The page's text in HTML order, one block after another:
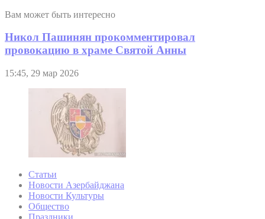
Вам может быть интересно
Никол Пашинян прокомментировал
провокацию в храме Святой Анны
15:45, 29 мар 2026
Статьи
Новости Азербайджана
Новости Культуры
Общество